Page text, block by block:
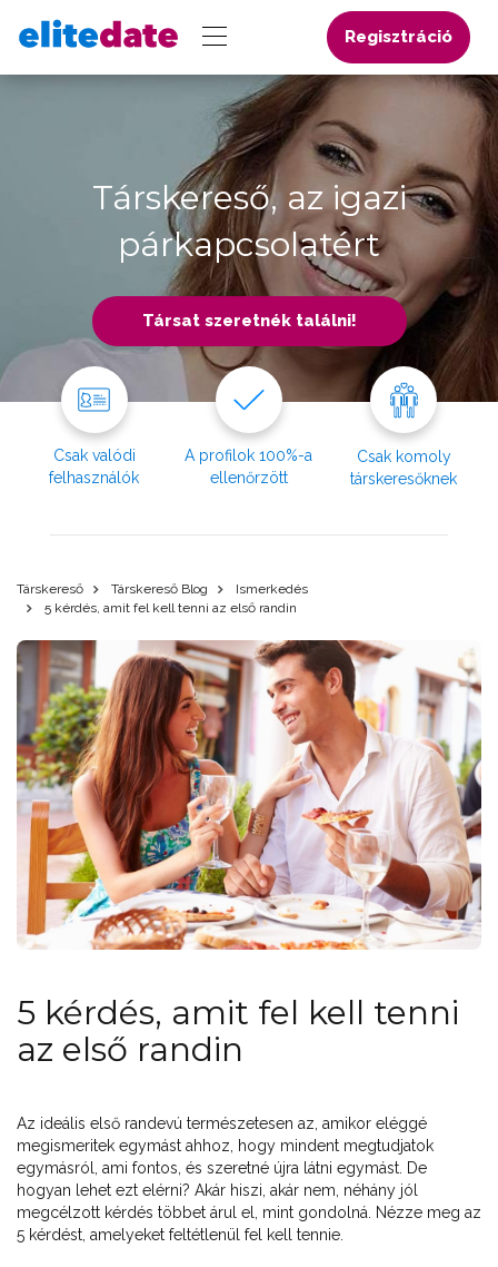
Regisztráció
Társkereső, az igazi
párkapcsolatért
Társat szeretnék találni!
Csak valódi
felhasználók
A profilok 100%-a
ellenőrzött
Csak komoly
társkeresőknek
Társkereső Társkereső Blog
Ismerkedés
5 kérdés, amit fel kell tenni az első randin
5 kérdés, amit fel kell tenni
az első randin
Az ideális első randevú természetesen az, amikor eléggé
megismeritek egymást ahhoz, hogy mindent megtudjatok
egymásról, ami fontos, és szeretné újra látni egymást. De
hogyan lehet ezt elérni? Akár hiszi, akár nem, néhány jól
megcélzott kérdés többet árul el, mint gondolná. Nézze meg az
5 kérdést, amelyeket feltétlenül fel kell tennie.